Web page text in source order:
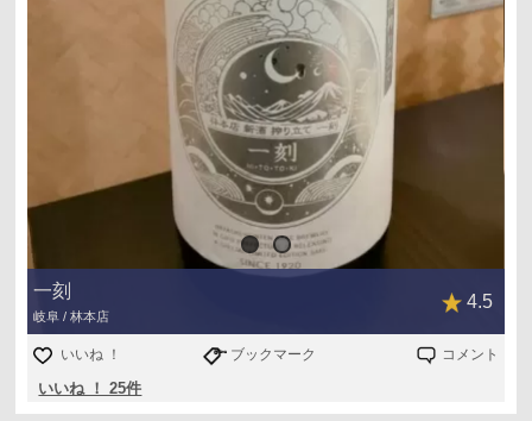
一刻
岐阜 / 林本店
4.5
いいね ！ ブックマーク コメント
いいね ！ 25件